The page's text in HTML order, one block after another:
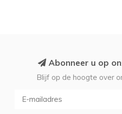
Abonneer u op
Blijf op de hoogte over